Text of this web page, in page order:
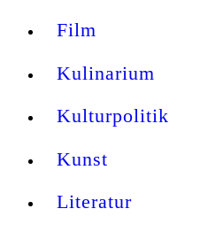
Film
Kulinarium
Kulturpolitik
Kunst
Literatur